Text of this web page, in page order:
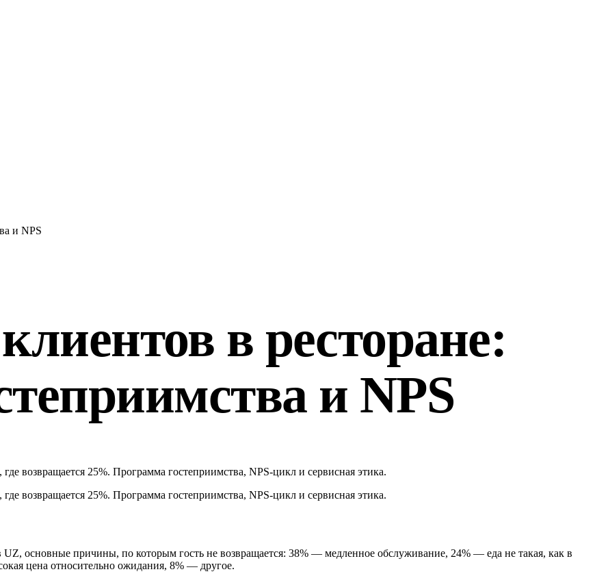
и NPS
в ресторане:
и NPS
возвращается 25%. Программа гостеприимства, NPS-цикл и сервисная этика.
возвращается 25%. Программа гостеприимства, NPS-цикл и сервисная этика.
основные причины, по которым гость не возвращается: 38% — медленное обслуживание, 24% — еда не такая, как в
цена относительно ожидания, 8% — другое.